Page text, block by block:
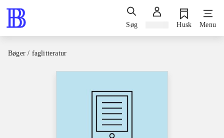
Søg Husk Menu
Bøger / faglitteratur